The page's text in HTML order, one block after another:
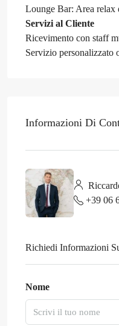
Lounge Bar: Area relax
Servizi al Cliente
Ricevimento con staff
Servizio personalizzato
Informazioni Di
+39 06
Richiedi Informazioni
Nome